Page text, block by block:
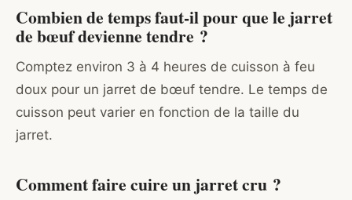
Combien de temps faut-il pour que le jarret
de bœuf devienne tendre ?
Comptez environ 3 à 4 heures de cuisson à feu
doux pour un jarret de bœuf tendre. Le temps de
cuisson peut varier en fonction de la taille du
jarret.
Comment faire cuire un jarret cru ?